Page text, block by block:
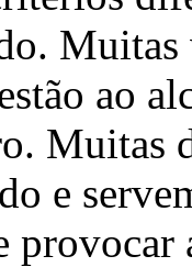
Muitas
ao
Muitas
e